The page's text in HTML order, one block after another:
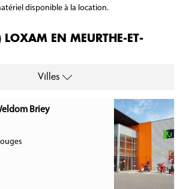
disponible à la location.
LOXAM EN MEURTHE-ET-
Villes
Briey